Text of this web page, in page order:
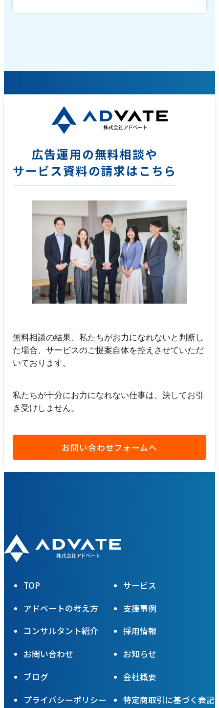
広告運用の無料相談や
サービス資料の請求はこちら
無料相談の結果、私たちがお力になれないと判断し
た場合、サービスのご提案自体を控えさせていただ
いております。
私たちが十分にお力になれない仕事は、決してお引
き受けしません。
お問い合わせフォームへ
TOP
サービス
アドベートの考え方
支援事例
コンサルタント紹介
採用情報
お問い合わせ
お知らせ
ブログ
会社概要
プライバシーポリシー
特定商取引に基づく表記